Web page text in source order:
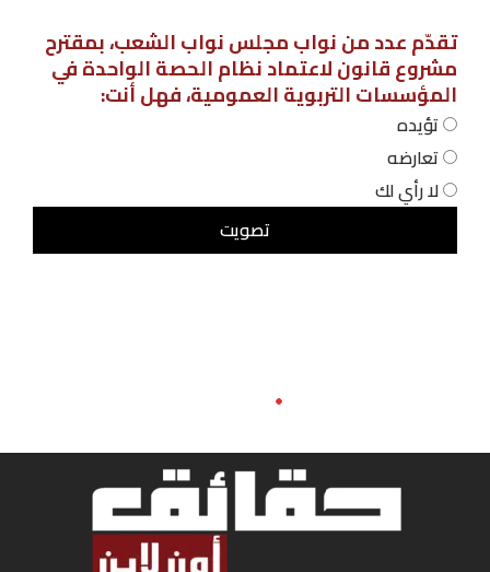
تقدّم عدد من نواب مجلس نواب الشعب، بمقترح
مشروع قانون لاعتماد نظام الحصة الواحدة في
المؤسسات التربوية العمومية، فهل أنت:
تؤيده
تعارضه
لا رأي لك